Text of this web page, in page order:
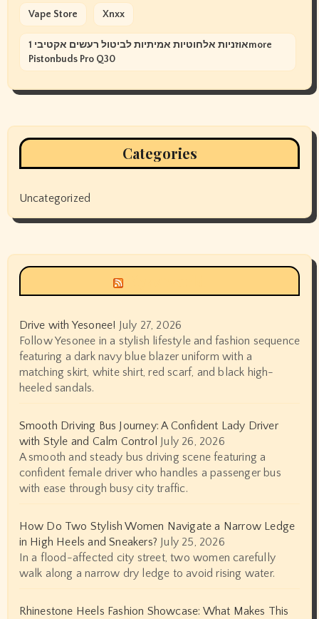
Vape Store Xnxx
אוזניות אלחוטיות אמיתיות לביטול רעשים אקטיבי 1more
Pistonbuds Pro Q30
Categories
Uncategorized
Drive with Yesonee! July 27, 2026
Follow Yesonee in a stylish lifestyle and fashion sequence
featuring a dark navy blue blazer uniform with a
matching skirt, white shirt, red scarf, and black high-
heeled sandals.
Smooth Driving Bus Journey: A Confident Lady Driver
with Style and Calm Control July 26, 2026
A smooth and steady bus driving scene featuring a
confident female driver who handles a passenger bus
with ease through busy city traffic.
How Do Two Stylish Women Navigate a Narrow Ledge
in High Heels and Sneakers? July 25, 2026
In a flood-affected city street, two women carefully
walk along a narrow dry ledge to avoid rising water.
Rhinestone Heels Fashion Showcase: What Makes This